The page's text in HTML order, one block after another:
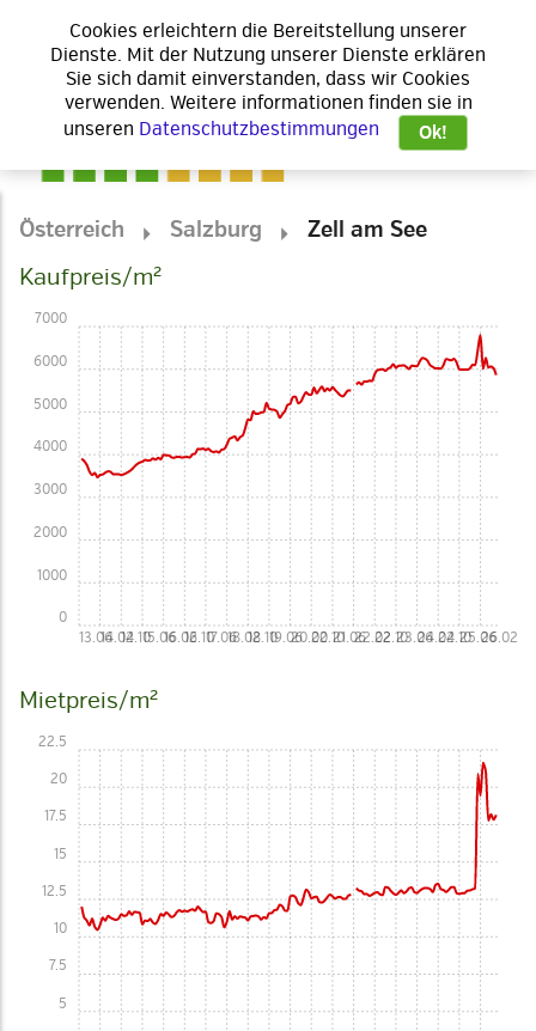
Österreich Salzburg
Zell am See
Kaufpreis/m²
13.0614.0214.1015.0616.0216.1017.0618.0218.1019.0620.0220.1021.0622.0222.1023.0624.0224.1025.0626.02
0
1000
2000
3000
4000
5000
6000
7000
Mietpreis/m²
5
7.5
10
12.5
15
17.5
20
22.5
Cookies erleichtern die Bereitstellung unserer
Dienste. Mit der Nutzung unserer Dienste erklären
Sie sich damit einverstanden, dass wir Cookies
verwenden. Weitere informationen finden sie in
unseren Datenschutzbestimmungen Ok!